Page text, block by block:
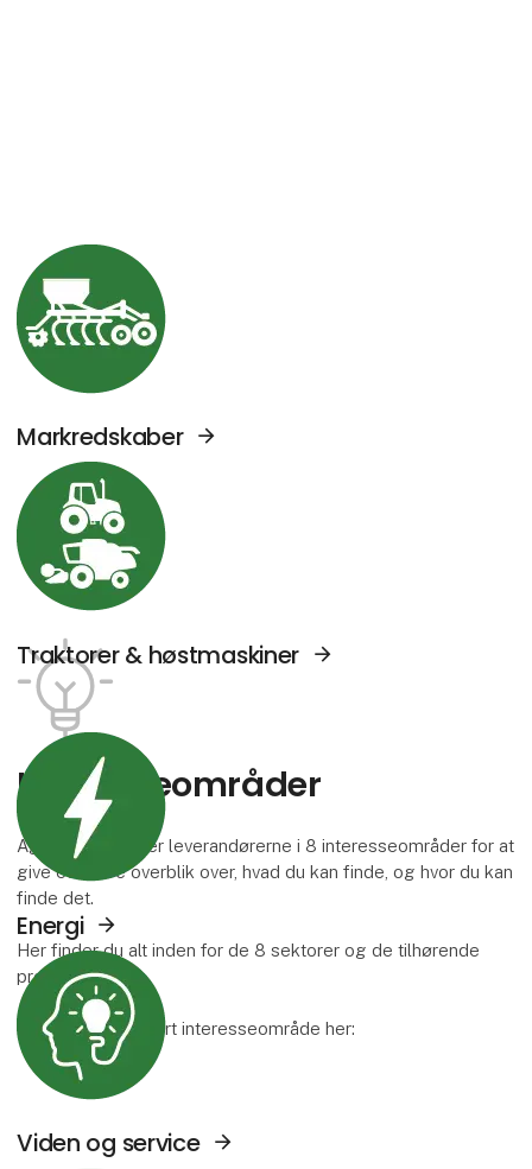
Interesse­områder
Agromek inddeler leverandørerne i 8 interesseområder for at
give et bedre overblik over, hvad du kan finde, og hvor du kan
finde det.
Her finder du alt inden for de 8 sektorer og de tilhørende
produktgrupper.
Læs mere om hvert interesseområde her:
Markredskaber
Traktorer & høstmaskiner
Energi
Viden og service
Se Agromek udstillere sektor: Viden og